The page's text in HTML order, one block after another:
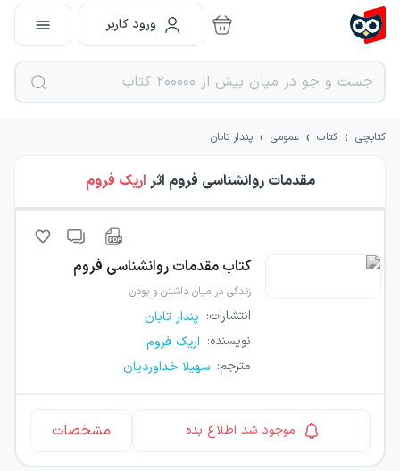
ورود کاربر
کتابچی › کتاب › عمومی › پندار تابان
مقدمات روانشناسی فروم اثر اریک فروم
کتاب مقدمات روانشناسی فروم
زندگی در میان داشتن و بودن
انتشارات: پندار تابان
نویسنده: اریک فروم
مترجم: سهیلا خداوردیان
موجود شد اطلاع بده مشخصات